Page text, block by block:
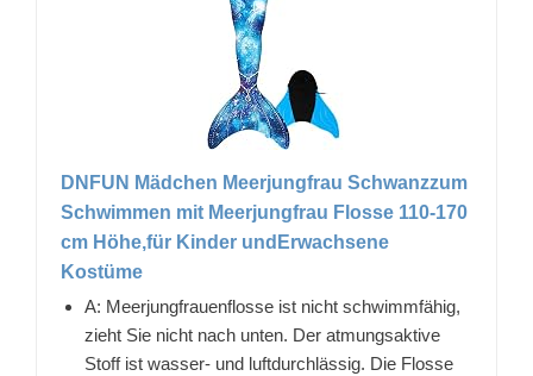
DNFUN Mädchen Meerjungfrau Schwanzzum
Schwimmen mit Meerjungfrau Flosse 110-170
cm Höhe,für Kinder undErwachsene
Kostüme
A: Meerjungfrauenflosse ist nicht schwimmfähig,
zieht Sie nicht nach unten. Der atmungsaktive
Stoff ist wasser- und luftdurchlässig. Die Flosse